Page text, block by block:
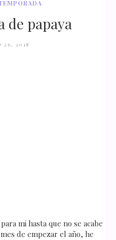
de papaya
26, 2018
mi hasta que no se acabe
de empezar el año, he